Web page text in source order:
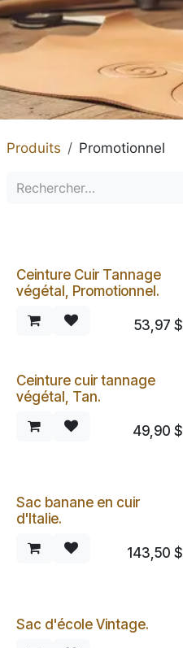
Produits Promotionnel
Ceinture Cuir Tannage
végétal, Promotionnel.
53,97 $
Ceinture cuir tannage
végétal, Tan.
49,90 $
Sac banane en cuir
d'Italie.
143,50 $
Sac d'école Vintage.